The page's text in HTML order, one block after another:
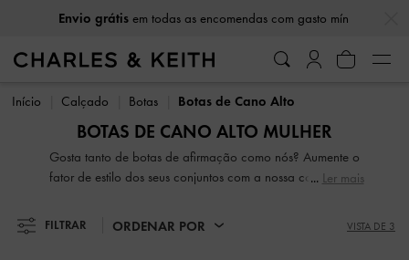
Envio grátisem todas as encomendas com gasto mín
Envio grátisem todas as encomendas com gasto mín
Início Calçado Botas Botas de Cano Alto
BOTAS DE CANO ALTO MULHER
Gosta tanto de botas de afirmação como nós? Aumente o
fator de estilo dos seus conjuntos com a nossa coleção de
em camurça sintética suave ou pele genuína requintada, e
com uma variedade de saltos - planos, em bloco e agulha
Ler mais
FILTRAR ORDENAR POR VISTA DE 3